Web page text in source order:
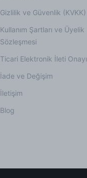
Gizlilik ve Güvenlik (KVKK)
Kullanım Şartları ve Üyelik
Sözleşmesi
Ticari Elektronik İleti Onayı
İade ve Değişim
İletişim
Blog